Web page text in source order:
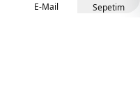
E-Mail Sepetim